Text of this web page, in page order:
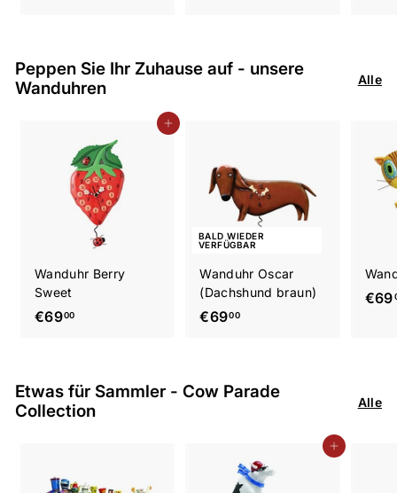
3
5
0
0
3
Peppen Sie Ihr Zuhause auf - unsere
Wanduhren
Alle
In den Einkaufswagen legen
Wanduhr Berry
Sweet
€6900€
,
0
0
BALD WIEDER
VERFÜGBAR
Wanduhr Oscar
(Dachshund braun)
€6900€
0
€69
Etwas für Sammler - Cow Parade
Collection
Alle
In den Einkaufswagen legen